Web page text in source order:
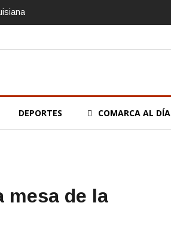
DEPORTES COMARCA AL DÍA
mesa de la